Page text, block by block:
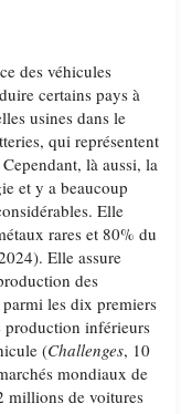
des véhicules
certains pays à
usines dans le
qui représentent
là aussi, la
et y a beaucoup
Elle
rares et 80% du
Elle assure
des
les dix premiers
production inférieurs
(Challenges, 10
mondiaux de
millions de voitures